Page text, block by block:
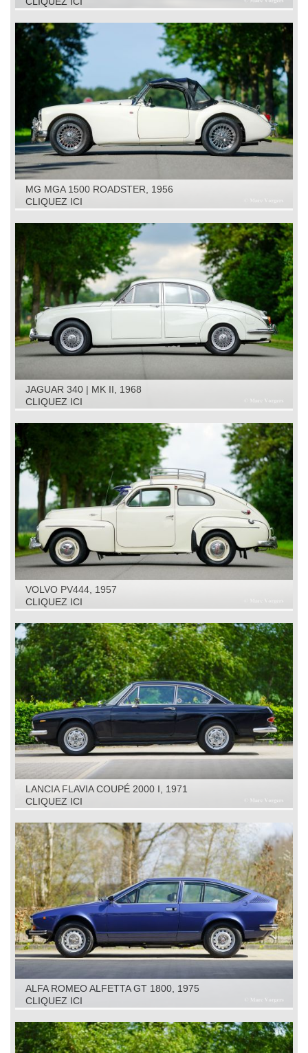
MG MGA 1500 ROADSTER, 1956
CLIQUEZ ICI
JAGUAR 340 | MK II, 1968
CLIQUEZ ICI
VOLVO PV444, 1957
CLIQUEZ ICI
LANCIA FLAVIA COUPÉ 2000 I, 1971
CLIQUEZ ICI
ALFA ROMEO ALFETTA GT 1800, 1975
CLIQUEZ ICI